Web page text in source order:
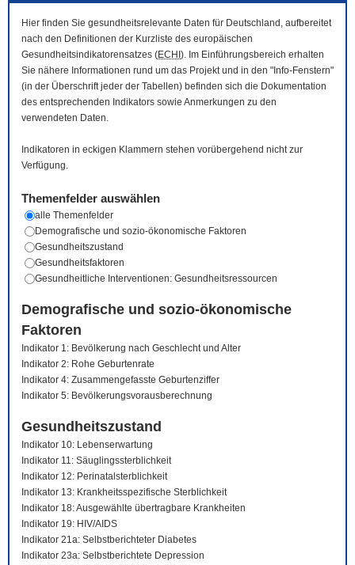
Hier finden Sie gesundheitsrelevante Daten für Deutschland, aufbereitet
nach den Definitionen der Kurzliste des europäischen
Gesundheitsindikatorensatzes (ECHI ). Im Einführungsbereich erhalten
Sie nähere Informationen rund um das Projekt und in den "Info-Fenstern"
(in der Überschrift jeder der Tabellen) befinden sich die Dokumentation
des entsprechenden Indikators sowie Anmerkungen zu den
verwendeten Daten.
Indikatoren in eckigen Klammern stehen vorübergehend nicht zur
Verfügung.
Themenfelder auswählen
alle Themenfelder
Demografische und sozio-ökonomische Faktoren
Gesundheitszustand
Gesundheitsfaktoren
Gesundheitliche Interventionen: Gesundheitsressourcen
Demografische und sozio-ökonomische
Faktoren
Indikator 1: Bevölkerung nach Geschlecht und Alter
Indikator 2: Rohe Geburtenrate
Indikator 4: Zusammengefasste Geburtenziffer
Indikator 5: Bevölkerungsvorausberechnung
Gesundheitszustand
Indikator 10: Lebenserwartung
Indikator 11: Säuglingssterblichkeit
Indikator 12: Perinatalsterblichkeit
Indikator 13: Krankheitsspezifische Sterblichkeit
Indikator 18: Ausgewählte übertragbare Krankheiten
Indikator 19: HIV/AIDS
Indikator 21a: Selbstberichteter Diabetes
Indikator 23a: Selbstberichtete Depression